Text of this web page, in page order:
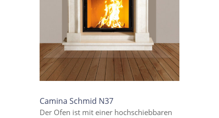
Camina Schmid N37
Der Ofen ist mit einer hochschiebbaren